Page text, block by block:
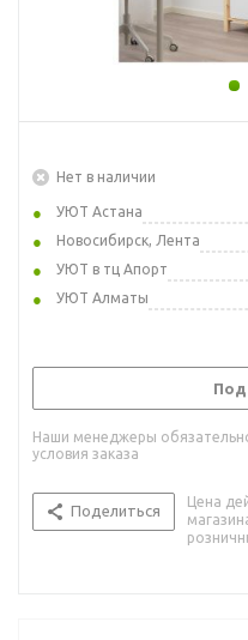
Нет в наличии
УЮТ Астана
Новосибирск, Лента
УЮТ в тц Апорт
УЮТ Алматы
Под
Наши менеджеры
условия заказа
Поделиться
Цена